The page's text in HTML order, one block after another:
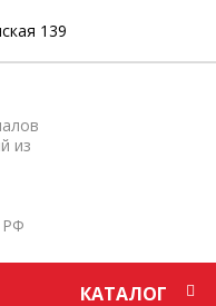
139
из
РФ
КАТАЛОГ